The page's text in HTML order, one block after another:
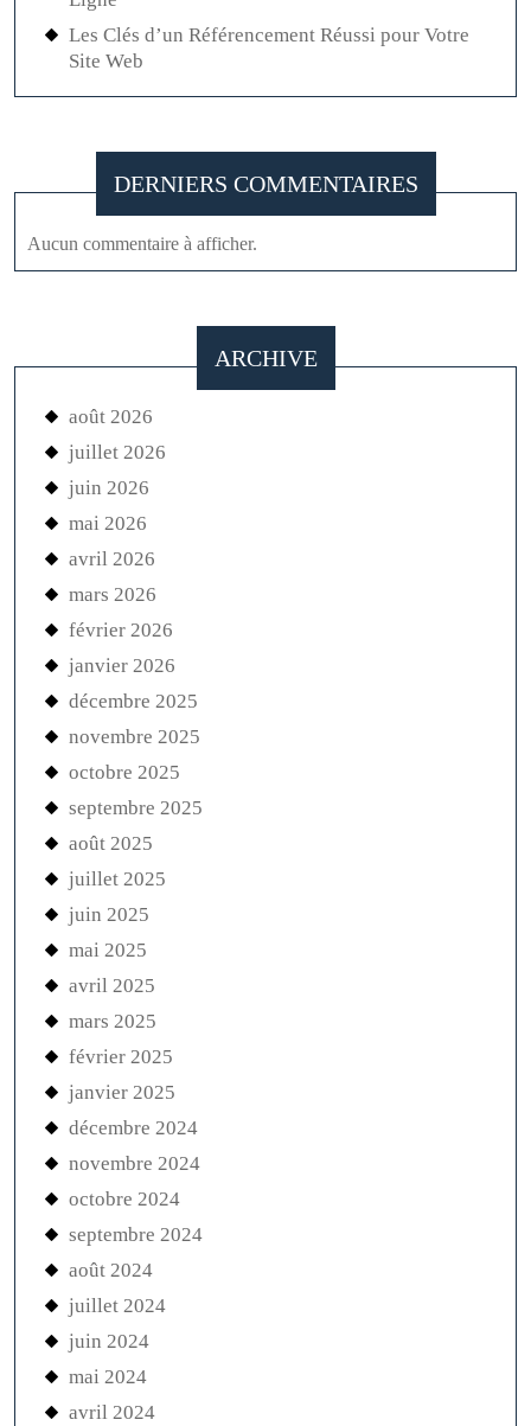
Les Clés d’un Référencement Réussi pour Votre
Site Web
DERNIERS COMMENTAIRES
Aucun commentaire à afficher.
ARCHIVE
août 2026
juillet 2026
juin 2026
mai 2026
avril 2026
mars 2026
février 2026
janvier 2026
décembre 2025
novembre 2025
octobre 2025
septembre 2025
août 2025
juillet 2025
juin 2025
mai 2025
avril 2025
mars 2025
février 2025
janvier 2025
décembre 2024
novembre 2024
octobre 2024
septembre 2024
août 2024
juillet 2024
juin 2024
mai 2024
avril 2024